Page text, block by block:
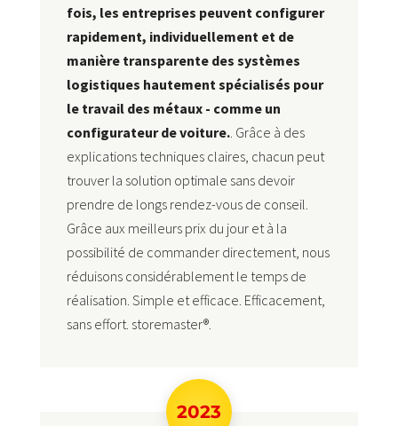
fois, les entreprises peuvent configurer
rapidement, individuellement et de
manière transparente des systèmes
logistiques hautement spécialisés pour
le travail des métaux - comme un
configurateur de voiture.. Grâce à des
explications techniques claires, chacun peut
trouver la solution optimale sans devoir
prendre de longs rendez-vous de conseil.
Grâce aux meilleurs prix du jour et à la
possibilité de commander directement, nous
réduisons considérablement le temps de
réalisation. Simple et efficace. Efficacement,
sans effort. storemaster®.
2023